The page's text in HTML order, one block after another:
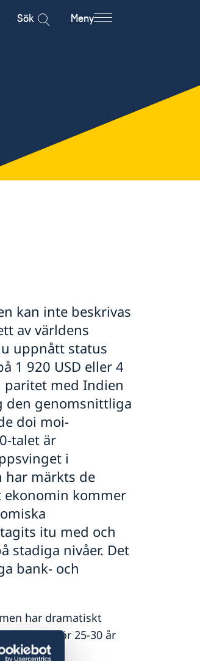
Sök Meny
kan inte beskrivas
av världens
uppnått status
1 920 USD eller 4
paritet med Indien
den genomsnittliga
doi moi-
talet är
i
har märkts de
ekonomin kommer
itu med och
stadiga nivåer. Det
bank- och
har dramatiskt
inleddes för 25-30 år